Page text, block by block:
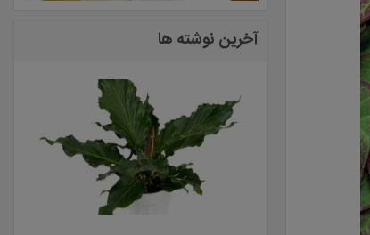
آخرین نوشته ها